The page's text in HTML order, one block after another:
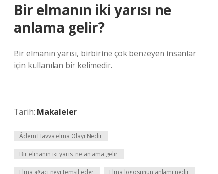
Bir elmanın iki yarısı ne
anlama gelir?
Bir elmanın yarısı, birbirine çok benzeyen insanlar
için kullanılan bir kelimedir.
Tarih: Makaleler
Âdem Havva elma Olayı Nedir
Bir elmanın iki yarısı ne anlama gelir
Elma ağacı neyi temsil eder Elma logosunun anlamı nedir